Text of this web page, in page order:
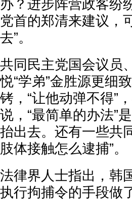
办？进步阵营政客纷
党首的郑清来建议，
去”。
共同民主党国会议员
悦“学弟”金胜源更细
铐，“让他动弹不得”
说，“最简单的办法”
抬出去。还有一些共
肢体接触怎么逮捕”。
法律界人士指出，韩
执行拘捕令的手段做